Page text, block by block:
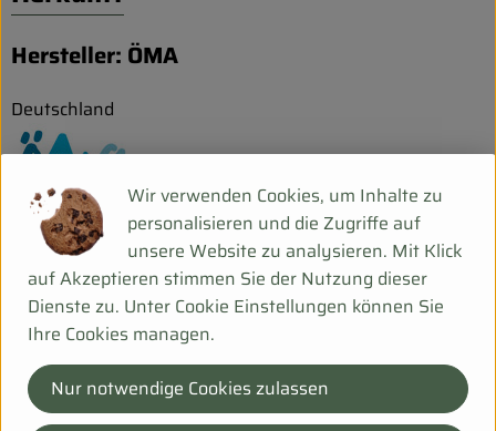
Hersteller: ÖMA
Deutschland
ÖMA Beer GmbH
Ökologische Molkereien Allgäu
D 88161 Lindenberg im Allgäu
Kontrollnummer DE-BY-006-12899-BCD
www.oema.de
(Daten von Ecoinform)
ÖMA
Wir verwenden Cookies, um Inhalte zu
personalisieren und die Zugriffe auf
unsere Website zu analysieren. Mit Klick
auf Akzeptieren stimmen Sie der Nutzung dieser
Dienste zu. Unter Cookie Einstellungen können Sie
Ihre Cookies managen.
Nur notwendige Cookies zulassen